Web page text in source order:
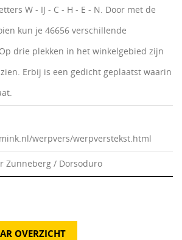
W - IJ - C - H - E - N. Door met de
kun je 46656 verschillende
drie plekken in het winkelgebied zijn
Erbij is een gedicht geplaatst waarin
werpvers/werpverstekst.html
Zunneberg / Dorsoduro
OVERZICHT